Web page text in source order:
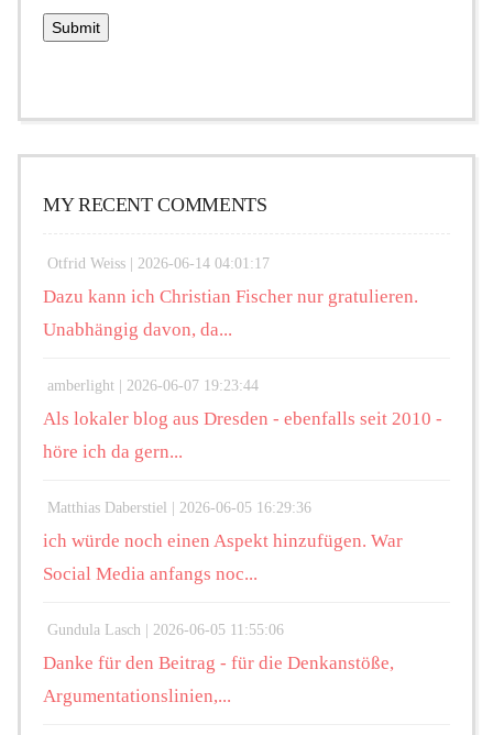
MY RECENT COMMENTS
Otfrid Weiss | 2026-06-14 04:01:17
Dazu kann ich Christian Fischer nur gratulieren.
Unabhängig davon, da...
amberlight | 2026-06-07 19:23:44
Als lokaler blog aus Dresden - ebenfalls seit 2010 -
höre ich da gern...
Matthias Daberstiel | 2026-06-05 16:29:36
ich würde noch einen Aspekt hinzufügen. War
Social Media anfangs noc...
Gundula Lasch | 2026-06-05 11:55:06
Danke für den Beitrag - für die Denkanstöße,
Argumentationslinien,...